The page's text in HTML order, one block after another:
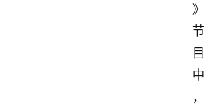
》
节
目
中
，